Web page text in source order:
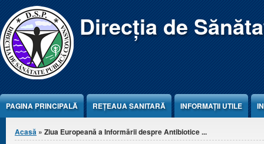
Jump to Content Direcția de
PAGINA PRINCIPALĂ REŢEAUA SANITARĂ INFORMAȚII UTILE
Eşti aici
Acasă » Ziua Europeană a Informării despre Antibiotice ...